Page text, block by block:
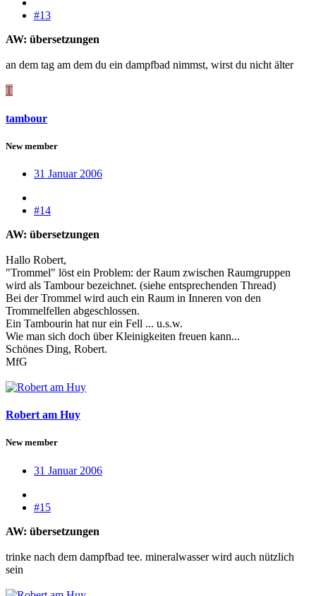
#13
AW: übersetzungen
an dem tag am dem du ein dampfbad nimmst, wirst du nicht älter
T
tambour
New member
31 Januar 2006
#14
AW: übersetzungen
Hallo Robert,
"Trommel" löst ein Problem: der Raum zwischen Raumgruppen
wird als Tambour bezeichnet. (siehe entsprechenden Thread)
Bei der Trommel wird auch ein Raum in Inneren von den
Trommelfellen abgeschlossen.
Ein Tambourin hat nur ein Fell ... u.s.w.
Wie man sich doch über Kleinigkeiten freuen kann...
Schönes Ding, Robert.
MfG
Robert am Huy
New member
31 Januar 2006
#15
AW: übersetzungen
trinke nach dem dampfbad tee. mineralwasser wird auch nützlich
sein